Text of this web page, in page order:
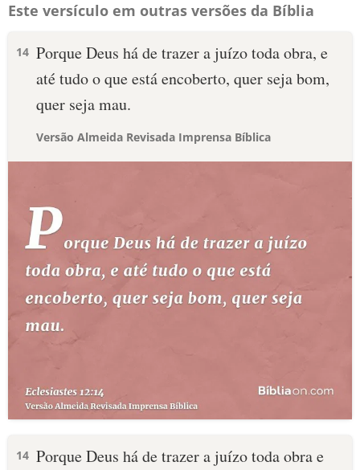
Este versículo em outras versões da Bíblia
14 Porque Deus há de trazer a juízo toda obra, e
até tudo o que está encoberto, quer seja bom,
quer seja mau.
Versão Almeida Revisada Imprensa Bíblica
14 Porque Deus há de trazer a juízo toda obra e